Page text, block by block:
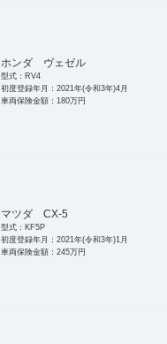
ホンダ ヴェゼル
型式：RV4
初度登録年月：2021年(令和3年)4月
車両保険金額：180万円
マツダ CX-5
型式：KF5P
初度登録年月：2021年(令和3年)1月
車両保険金額：245万円